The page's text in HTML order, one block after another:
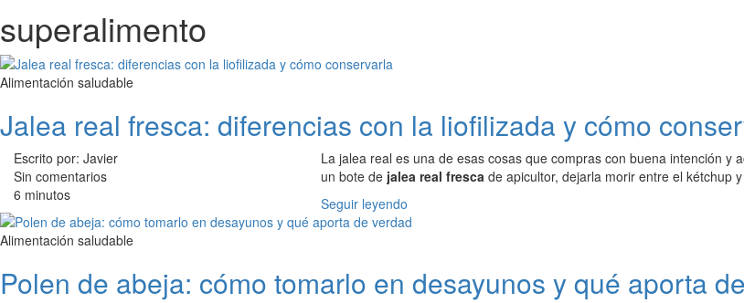
superalimento
Alimentación saludable
Jalea real fresca: diferencias con la liofilizada y cómo
Escrito por: Javier
Sin comentarios
6 minutos
La jalea real es una de esas cosas que compras con buena intención
un bote de jalea real fresca de apicultor, dejarla morir entre el kétchup
Seguir leyendo
Alimentación saludable
Polen de abeja: cómo tomarlo en desayunos y qué aporta